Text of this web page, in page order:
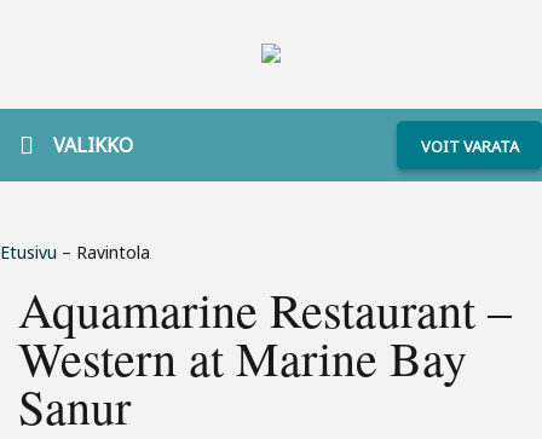
VALIKKO VOIT VARATA
Etusivu – Ravintola
Aquamarine Restaurant –
Western at Marine Bay
Sanur